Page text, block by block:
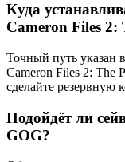
Куда
Cameron Files 2:
Точный путь указан
Cameron Files 2: The
сделайте резервную
Подойдёт ли
GOG?